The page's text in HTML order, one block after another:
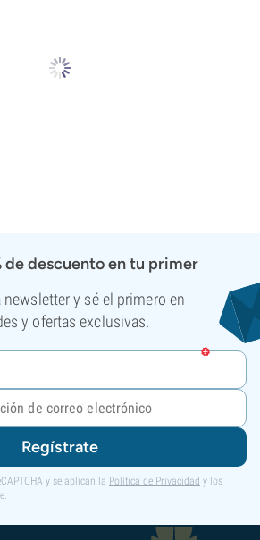
de descuento en tu primer
y sé el primero en
y ofertas exclusivas.
Regístrate
y se aplican la Política de Privacidad y los